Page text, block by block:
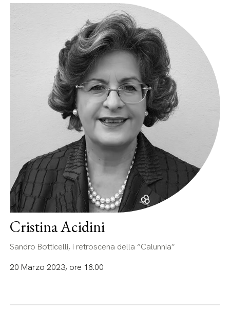
Cristina Acidini
Sandro Botticelli, i retroscena della “Calunnia”
20 Marzo 2023, ore 18.00